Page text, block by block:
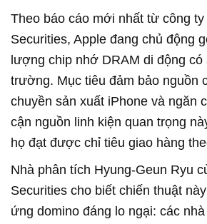
Theo báo cáo mới nhất từ công
Securities, Apple đang chủ động
lượng chip nhớ DRAM di động có
trường. Mục tiêu đảm bảo nguồn
chuyền sản xuất iPhone và ngăn
cận nguồn linh kiện quan trọng
họ đạt được chỉ tiêu giao hàng
Nhà phân tích Hyung-Geun Ryu
Securities cho biết chiến thuật
ứng domino đáng lo ngại: các